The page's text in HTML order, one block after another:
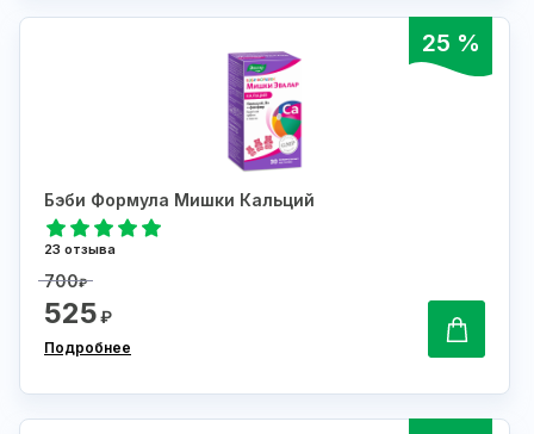
25 %
Бэби Формула Мишки Кальций
23 отзыва
700₽
525₽
Подробнее